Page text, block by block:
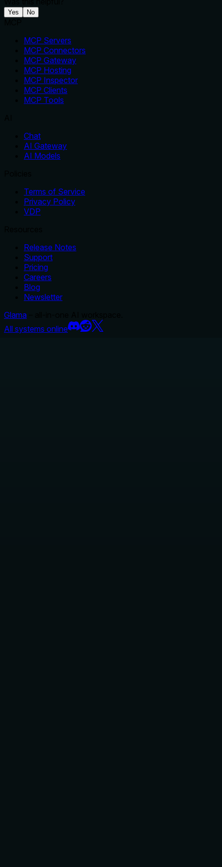
Yes No
MCP Servers
MCP Connectors
MCP Gateway
MCP Hosting
MCP Inspector
MCP Clients
MCP Tools
Chat
AI Gateway
AI Models
Terms of Service
Privacy Policy
VDP
Release Notes
Support
Pricing
Careers
Blog
Newsletter
Glama
All systems online